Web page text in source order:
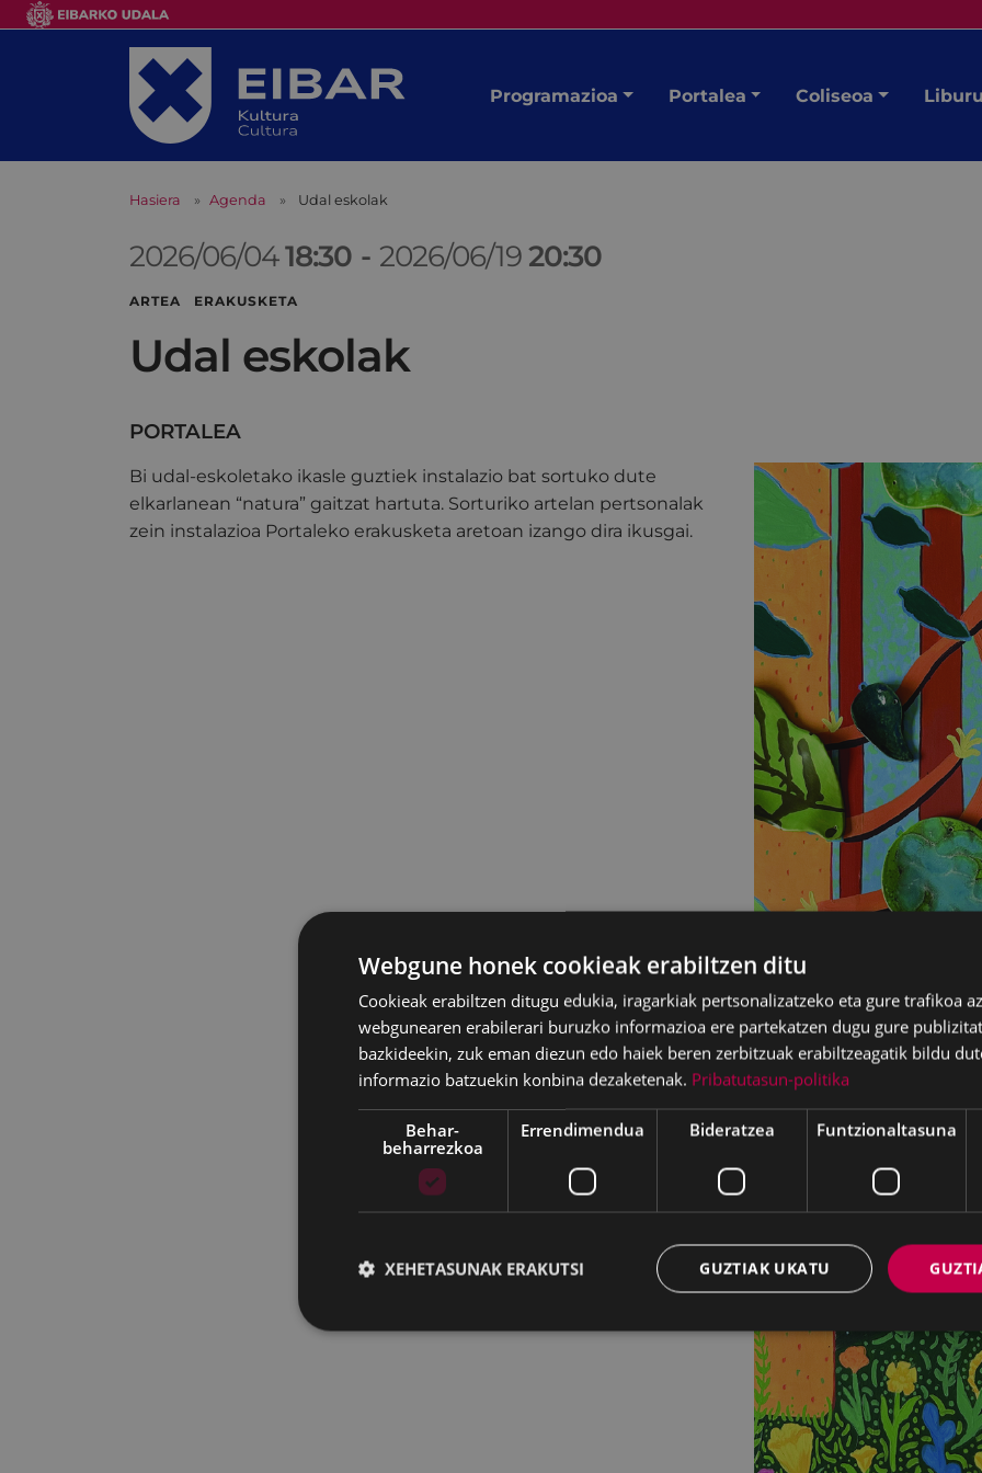
Programazioa Portalea Coliseoa
Hasiera Agenda Udal eskolak
2026/06/0418:30 - 2026/06/1920:30
ARTEA ERAKUSKETA
Udal eskolak
PORTALEA
Bi udal-eskoletako ikasle guztiek instalazio bat sortuko dute
elkarlanean “natura” gaitzat hartuta. Sorturiko artelan pertsonalak
zein instalazioa Portaleko erakusketa aretoan izango dira ikusgai.
Webgune honek cookieak erabiltzen ditu
Cookieak erabiltzen ditugu edukia, iragarkiak pertsonalizatzeko eta gure trafikoa
webgunearen erabilerari buruzko informazioa ere partekatzen dugu gure
bazkideekin, zuk eman diezun edo haiek beren zerbitzuak erabiltzeagatik bildu
informazio batzuekin konbina dezaketenak. Pribatutasun-politika
Behar-
beharrezkoa
Errendimendua Bideratzea Funtzionaltasuna
GUZTIAK UKATU
XEHETASUNAK ERAKUTSI